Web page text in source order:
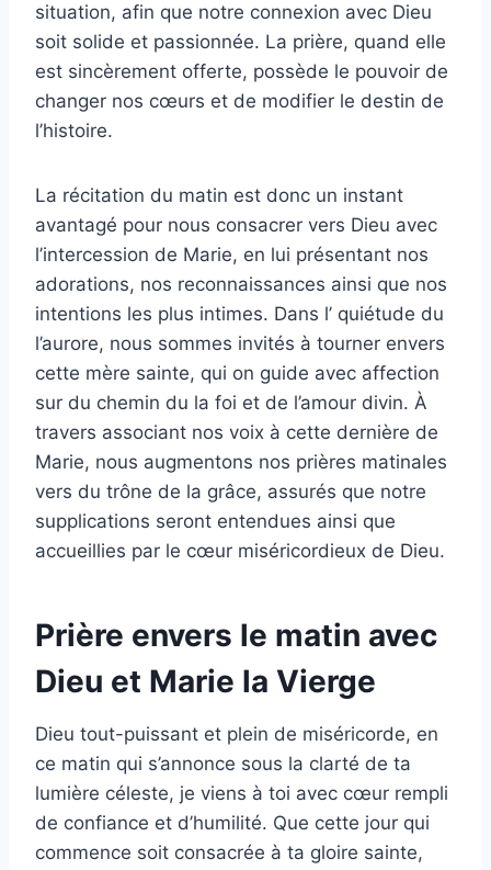
situation, afin que notre connexion avec Dieu
soit solide et passionnée. La prière, quand elle
est sincèrement offerte, possède le pouvoir de
changer nos cœurs et de modifier le destin de
l’histoire.
La récitation du matin est donc un instant
avantagé pour nous consacrer vers Dieu avec
l’intercession de Marie, en lui présentant nos
adorations, nos reconnaissances ainsi que nos
intentions les plus intimes. Dans l’ quiétude du
l’aurore, nous sommes invités à tourner envers
cette mère sainte, qui on guide avec affection
sur du chemin du la foi et de l’amour divin. À
travers associant nos voix à cette dernière de
Marie, nous augmentons nos prières matinales
vers du trône de la grâce, assurés que notre
supplications seront entendues ainsi que
accueillies par le cœur miséricordieux de Dieu.
Prière envers le matin avec
Dieu et Marie la Vierge
Dieu tout-puissant et plein de miséricorde, en
ce matin qui s’annonce sous la clarté de ta
lumière céleste, je viens à toi avec cœur rempli
de confiance et d’humilité. Que cette jour qui
commence soit consacrée à ta gloire sainte,